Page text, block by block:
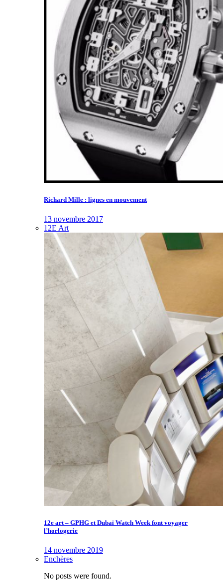
Richard Mille : lignes en mouvement
13 novembre 2017
12E Art
12e art – GPHG et Dubaï Watch Week font voyager
l’horlogerie
14 novembre 2019
Enchères
No posts were found.